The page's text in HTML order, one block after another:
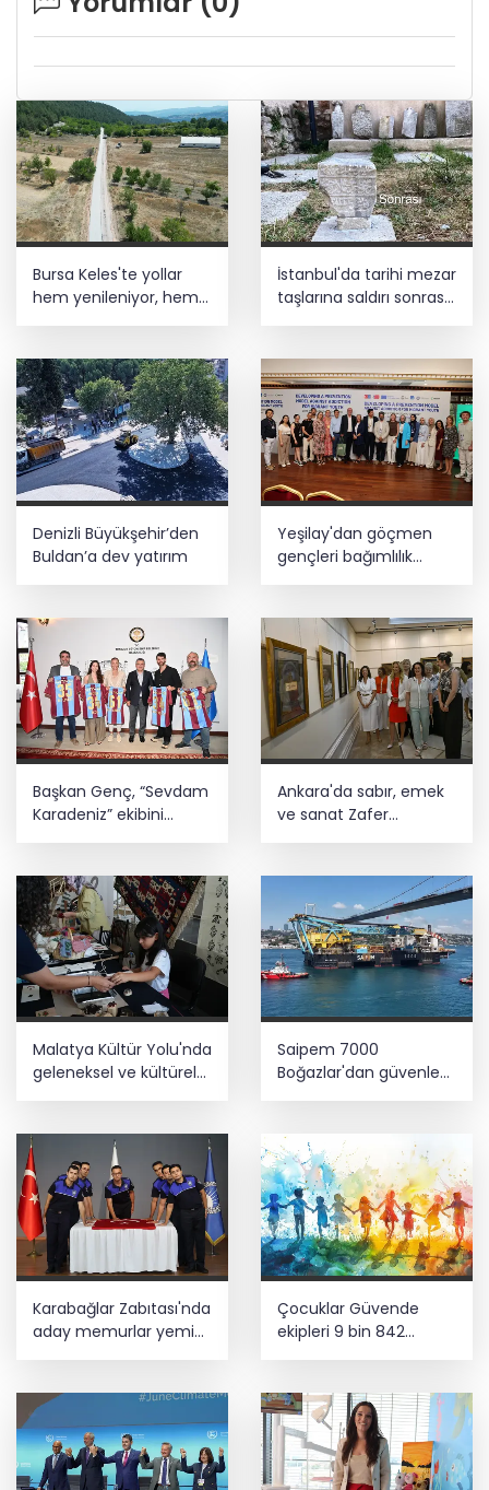
Bursa Keles'te yollar
hem yenileniyor, hem
genişliyor
İstanbul'da tarihi mezar
taşlarına saldırı sonrası
restorasyon
Denizli Büyükşehir’den
Buldan’a dev yatırım
Yeşilay'dan göçmen
gençleri bağımlılık
Başkan Genç, “Sevdam
Karadeniz” ekibini
ağırladı! Film Festivali
Ankara'da sabır, emek
ve sanat Zafer
Çarşısı’nda hayat buldu
Malatya Kültür Yolu'nda
geleneksel ve kültürel
birikim
Saipem 7000
Boğazlar'dan güvenle
geçti
Karabağlar Zabıtası'nda
aday memurlar yemin
Çocuklar Güvende
ekipleri 9 bin 842
yönlendirdi